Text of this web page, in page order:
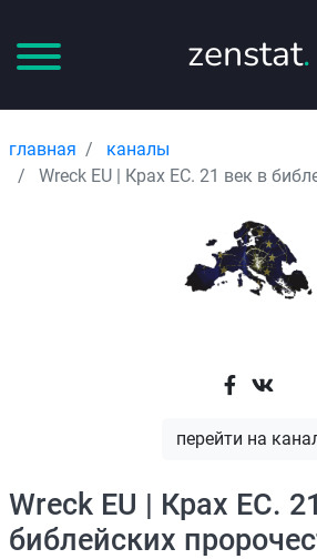
zenstat.
главная
каналы
Wreck EU | Крах ЕС. 21 век в
перейти на
Wreck EU | Крах ЕС.
библейских